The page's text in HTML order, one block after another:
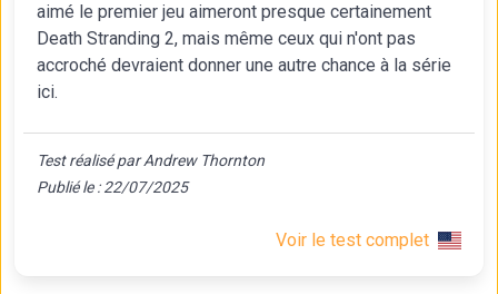
aimé le premier jeu aimeront presque certainement
Death Stranding 2, mais même ceux qui n'ont pas
accroché devraient donner une autre chance à la série
ici.
Test réalisé par Andrew Thornton
Publié le : 22/07/2025
Voir le test complet